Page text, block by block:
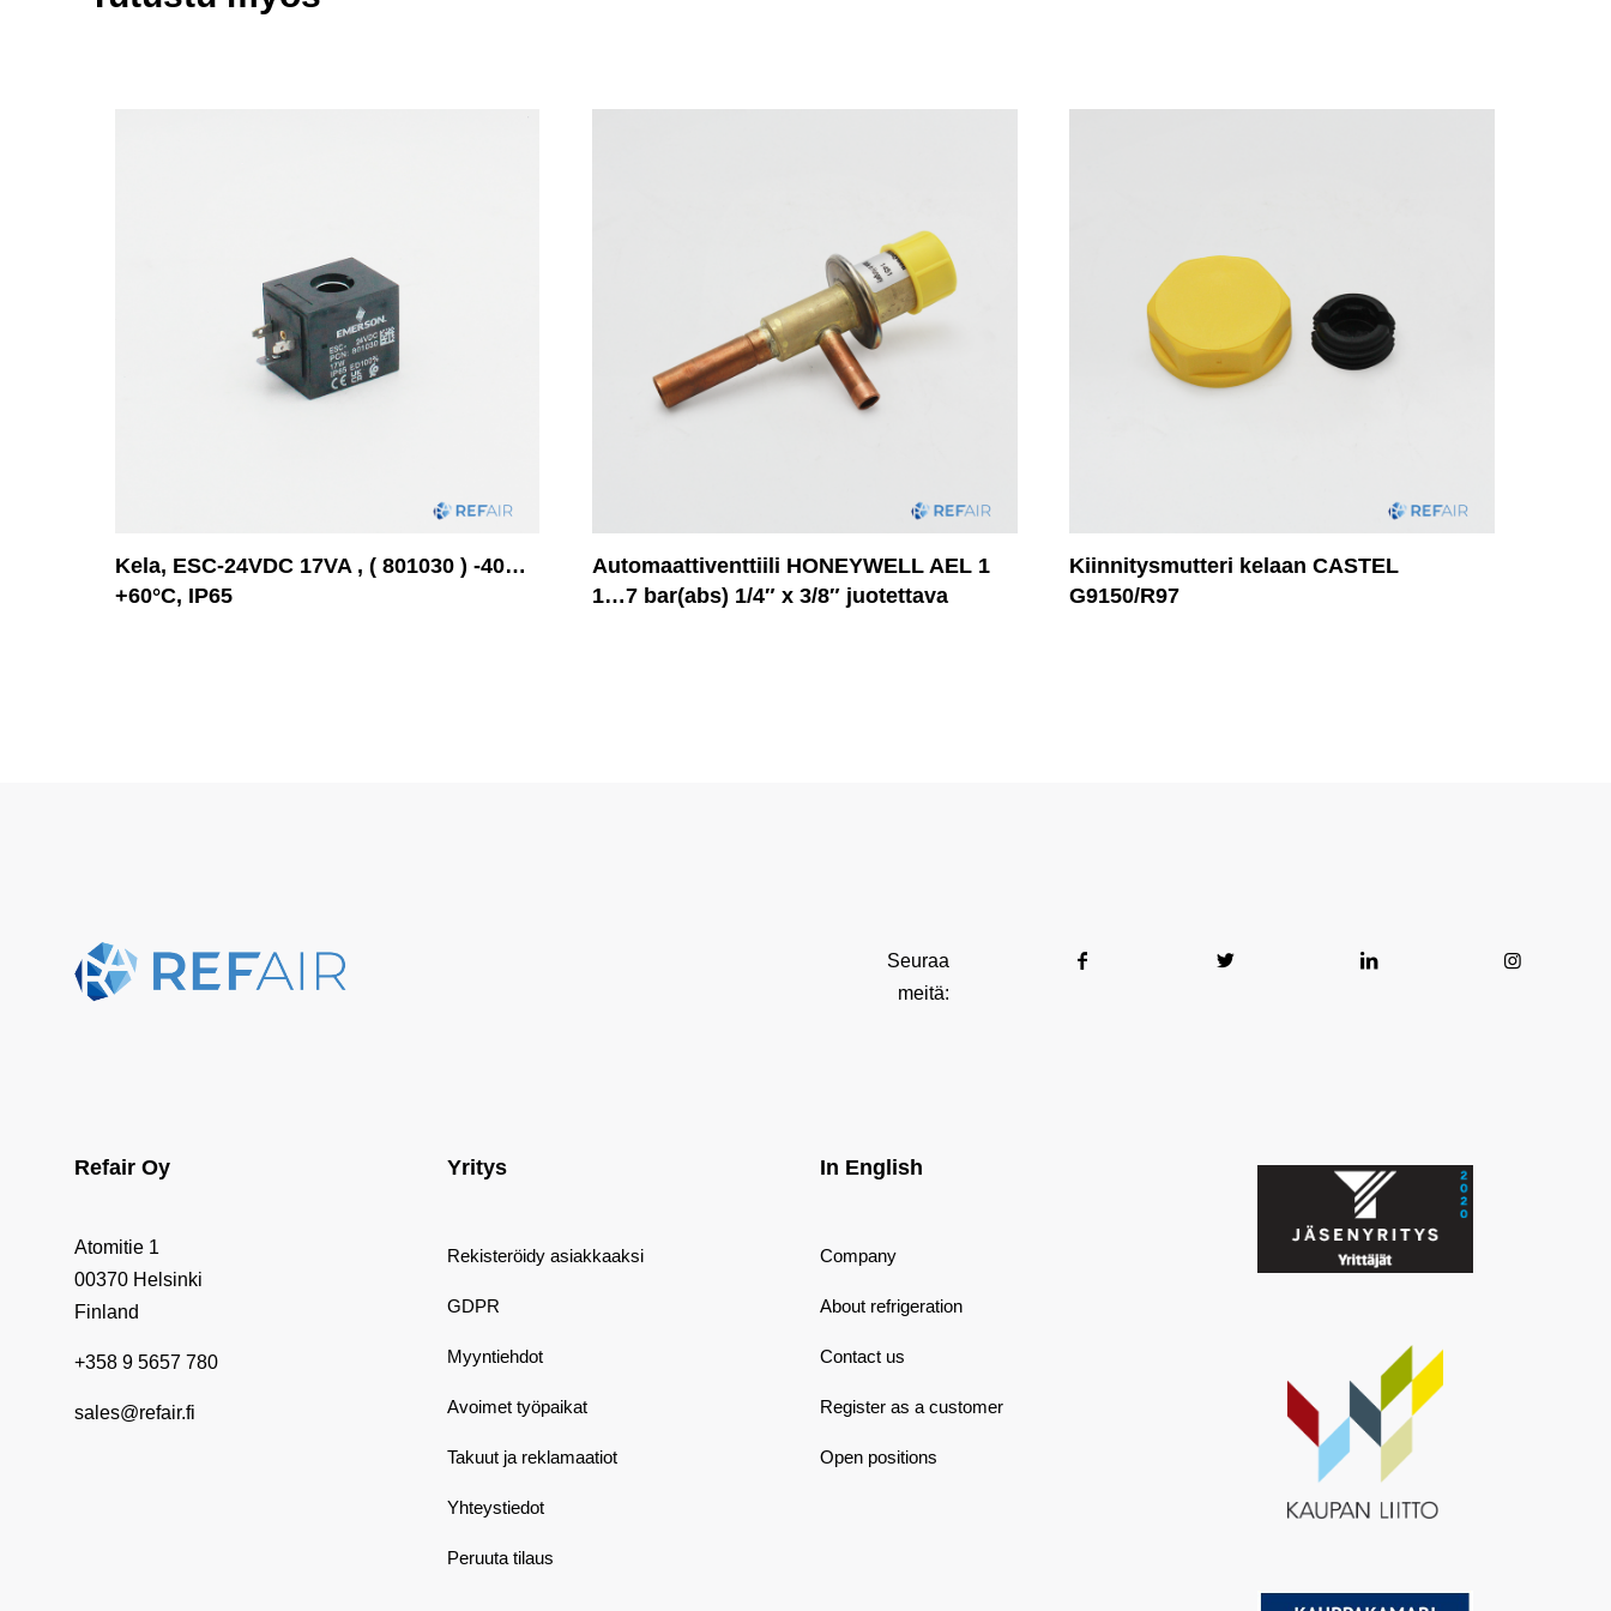
Kela, ESC-24VDC 17VA , ( 801030 ) -40…
+60°C, IP65
Automaattiventtiili HONEYWELL AEL 1
1…7 bar(abs) 1/4″ x 3/8″ juotettava
Kiinnitysmutteri kelaan CASTEL
G9150/R97
Seuraa
meitä:
Refair Oy
Atomitie 1
00370 Helsinki
Finland
+358 9 5657 780
sales@refair.fi
Yritys
Rekisteröidy asiakkaaksi
GDPR
Myyntiehdot
Avoimet työpaikat
Takuut ja reklamaatiot
Yhteystiedot
Peruuta tilaus
In English
Company
About refrigeration
Contact us
Register as a customer
Open positions